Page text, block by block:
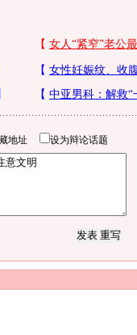
地址 设为辩论话题